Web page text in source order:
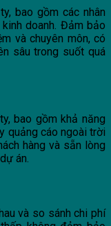
bao gồm các nhân
doanh. Đảm bảo
và chuyên môn, có
sâu trong suốt quá
bao gồm khả năng
quảng cáo ngoài trời
hàng và sẵn lòng
án.
và so sánh chi phí